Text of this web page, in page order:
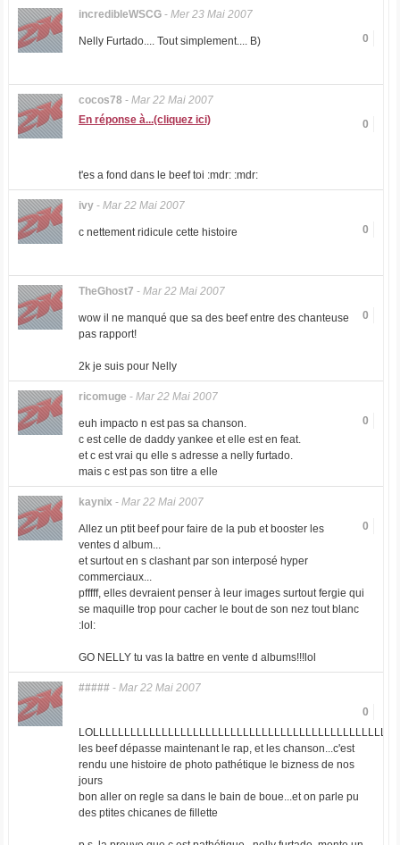
incredibleWSCG- Mer 23 Mai 2007
0
Nelly Furtado.... Tout simplement.... B)
cocos78 - Mar 22 Mai 2007
0
En réponse à...(cliquez ici)
t'es a fond dans le beef toi :mdr: :mdr:
ivy- Mar 22 Mai 2007
0
c nettement ridicule cette histoire
TheGhost7 - Mar 22 Mai 2007
0
wow il ne manqué que sa des beef entre des chanteuse
pas rapport!
2k je suis pour Nelly
ricomuge - Mar 22 Mai 2007
0
euh impacto n est pas sa chanson.
c est celle de daddy yankee et elle est en feat.
et c est vrai qu elle s adresse a nelly furtado.
mais c est pas son titre a elle
kaynix - Mar 22 Mai 2007
0
Allez un ptit beef pour faire de la pub et booster les
ventes d album...
et surtout en s clashant par son interposé hyper
commerciaux...
pfffff, elles devraient penser à leur images surtout fergie qui
se maquille trop pour cacher le bout de son nez tout blanc
:lol:
GO NELLY tu vas la battre en vente d albums!!!lol
#####- Mar 22 Mai 2007
0
LOLLLLLLLLLLLLLLLLLLLLLLLLLLLLLLLLLLLLLLLLLLLLLLLLL
les beef dépasse maintenant le rap, et les chanson...c'est
rendu une histoire de photo pathétique le bizness de nos
jours
bon aller on regle sa dans le bain de boue...et on parle pu
des ptites chicanes de fillette